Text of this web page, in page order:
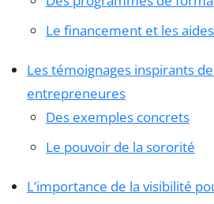
Le financement et les
Les témoignages inspirants
entrepreneures
Des exemples concrets
Le pouvoir de la sororité
L’importance de la visibilité